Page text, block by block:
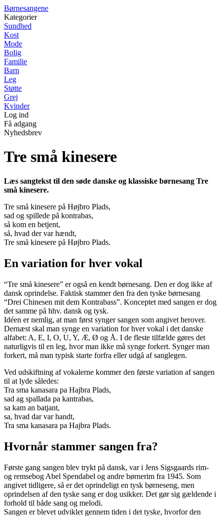
Børnesangene
Kategorier
Sundhed
Kost
Mode
Bolig
Familie
Barn
Leg
Støtte
Grej
Kvinder
Log ind
Få adgang
Nyhedsbrev
Tre små kinesere
Læs sangtekst til den søde danske og klassiske børnesang Tre
små kinesere.
Tre små kinesere på Højbro Plads,
sad og spillede på kontrabas,
så kom en betjent,
så, hvad der var hændt,
Tre små kinesere på Højbro Plads.
En variation for hver vokal
“Tre små kinesere” er også en kendt børnesang. Den er dog ikke af
dansk oprindelse. Faktisk stammer den fra den tyske børnesang
“Drei Chinesen mit dem Kontrabass”. Konceptet med sangen er dog
det samme på hhv. dansk og tysk.
Idéen er nemlig, at man først synger sangen som angivet herover.
Dernæst skal man synge en variation for hver vokal i det danske
alfabet: A, E, I, O, U, Y, Æ, Ø og Å. I de fleste tilfælde gøres det
naturligvis til en leg, hvor man ikke må synge forkert. Synger man
forkert, må man typisk starte forfra eller udgå af sanglegen.
Ved udskiftning af vokalerne kommer den første variation af sangen
til at lyde således:
Tra sma kanasara pa Hajbra Plads,
sad ag spallada pa kantrabas,
sa kam an batjant,
sa, hvad dar var handt,
Tra sma kanasara pa Hajbra Plads.
Hvornår stammer sangen fra?
Første gang sangen blev trykt på dansk, var i Jens Sigsgaards rim-
og remsebog Abel Spendabel og andre børnerim fra 1945. Som
angivet tidligere, så er det oprindeligt en tysk børneseng, men
oprindelsen af den tyske sang er dog usikker. Det gør sig gældende i
forhold til både sang og melodi.
Sangen er blevet udviklet gennem tiden i det tyske, hvorfor den